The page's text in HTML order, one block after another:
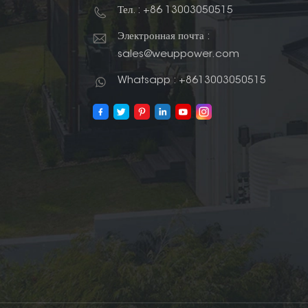
Тел. : +86 13003050515
Электронная почта :
sales@weuppower.com
Whatsapp : +8613003050515